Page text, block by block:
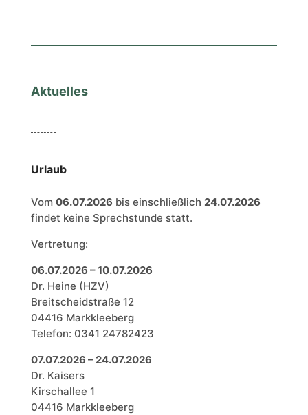
Aktuelles
Urlaub
Vom 06.07.2026 bis einschließlich 24.07.2026
findet keine Sprechstunde statt.
Vertretung:
06.07.2026 – 10.07.2026
Dr. Heine (HZV)
Breitscheidstraße 12
04416 Markkleeberg
Telefon: 0341 24782423
07.07.2026 – 24.07.2026
Dr. Kaisers
Kirschallee 1
04416 Markkleeberg